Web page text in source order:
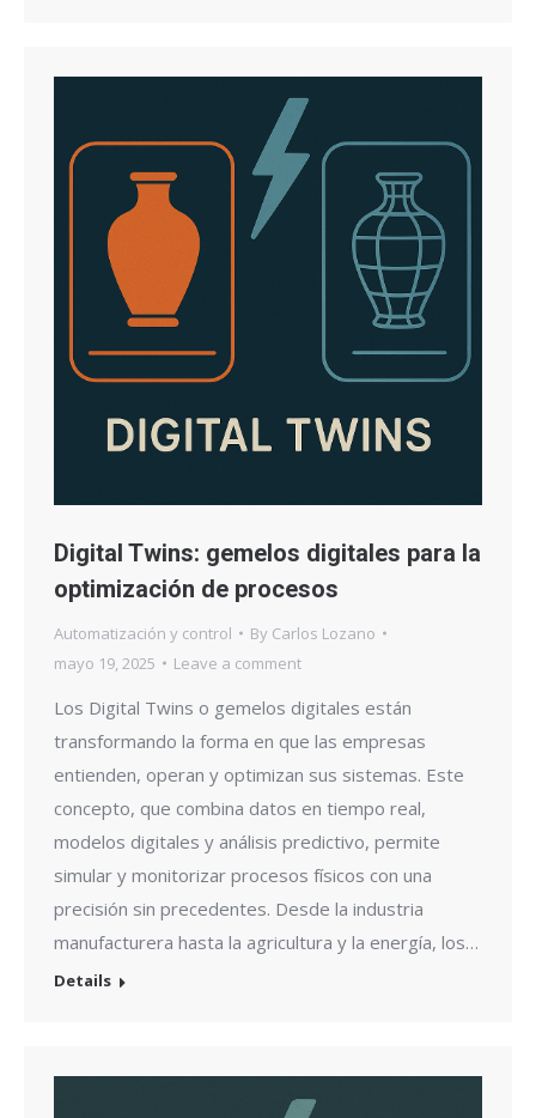
Digital Twins: gemelos digitales para la
optimización de procesos
Automatización y control By Carlos Lozano
mayo 19, 2025
Leave a comment
Los Digital Twins o gemelos digitales están
transformando la forma en que las empresas
entienden, operan y optimizan sus sistemas. Este
concepto, que combina datos en tiempo real,
modelos digitales y análisis predictivo, permite
simular y monitorizar procesos físicos con una
precisión sin precedentes. Desde la industria
manufacturera hasta la agricultura y la energía, los…
Details